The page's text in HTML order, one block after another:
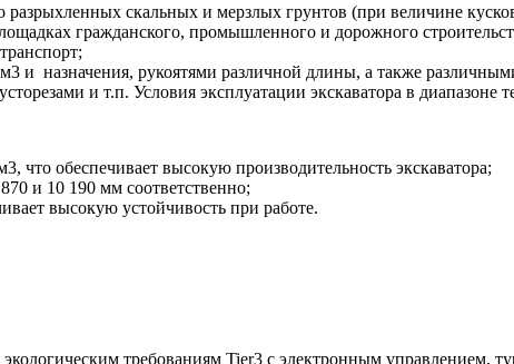
скальных и мерзлых грунтов (при величине
гражданского, промышленного и дорожного
и назначения, рукоятями различной длины, а также
и т.п. Условия эксплуатации экскаватора в диапазоне
обеспечивает высокую производительность экскаватора;
и 10 190 мм соответственно;
высокую устойчивость при работе.
требованиям Tier3 с электронным управлением,